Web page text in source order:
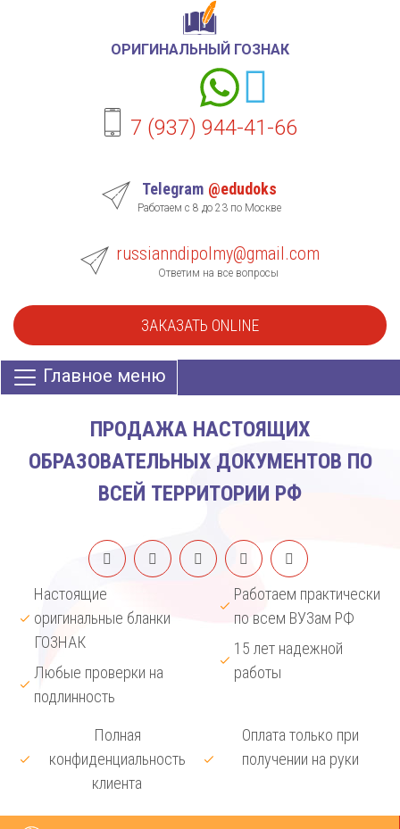
ОРИГИНАЛЬНЫЙ ГОЗНАК
7 (937) 944-41-66
Telegram @edudoks
Работаем с 8 до 23 по Москве
russianndipolmy@gmail.com
Ответим на все вопросы
ЗАКАЗАТЬ ONLINE
Главное меню
ПРОДАЖА НАСТОЯЩИХ
ОБРАЗОВАТЕЛЬНЫХ ДОКУМЕНТОВ ПО
ВСЕЙ ТЕРРИТОРИИ РФ
Настоящие
оригинальные бланки
ГОЗНАК
Любые проверки на
подлинность
Работаем практически
по всем ВУЗам РФ
15 лет надежной
работы
Полная
конфиденциальность
клиента
Оплата только при
получении на руки